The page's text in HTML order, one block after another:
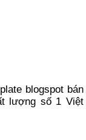
blogspot bán
lượng số 1 Việt